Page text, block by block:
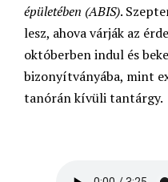
épületében (ABIS).
lesz, ahova várják az
októberben indul és
bizonyítványába, mint
tanórán kívüli tantárgy.